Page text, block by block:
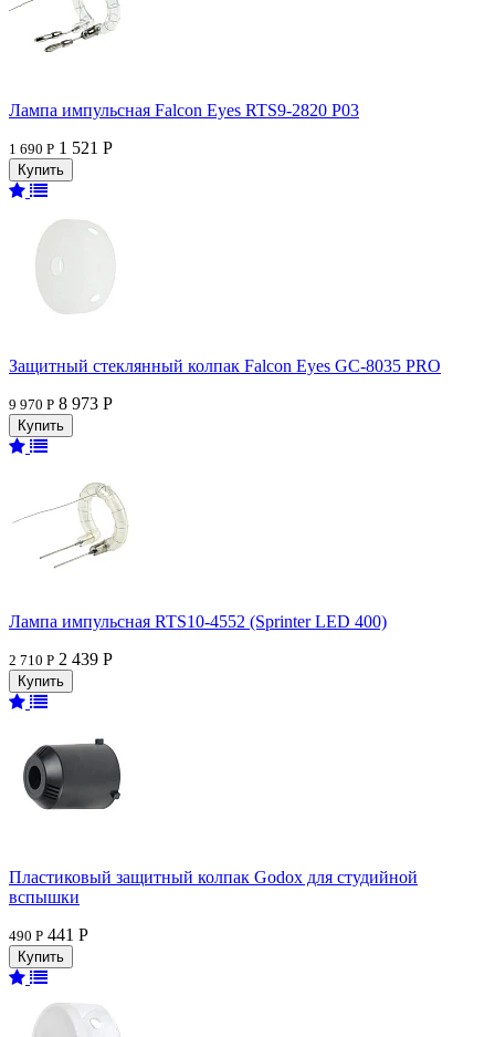
Лампа импульсная Falcon Eyes RTS9-2820 P03
1 690 Р 1 521 Р
Защитный стеклянный колпак Falcon Eyes GC-8035 PRO
9 970 Р 8 973 Р
Лампа импульсная RTS10-4552 (Sprinter LED 400)
2 710 Р 2 439 Р
Пластиковый защитный колпак Godox для студийной
вспышки
490 Р 441 Р